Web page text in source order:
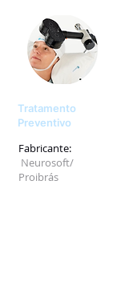
Tratamento
Preventivo
Fabricante:
Neurosoft/
Proibrás